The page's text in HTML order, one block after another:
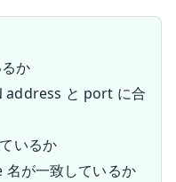
か
address と port に合
いるか
が一致しているか